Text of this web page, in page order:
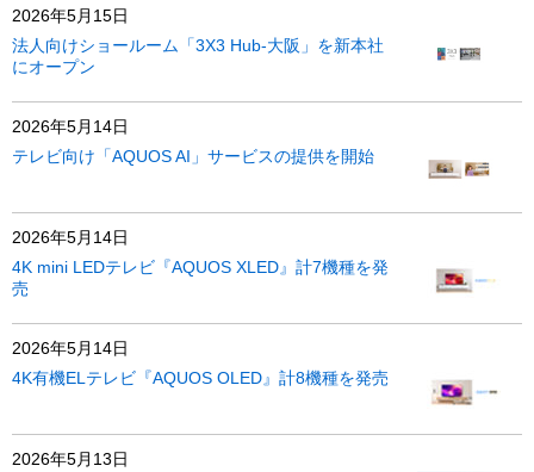
2026年5月15日
法人向けショールーム「3X3 Hub-大阪」を新本社
にオープン
2026年5月14日
テレビ向け「AQUOS AI」サービスの提供を開始
2026年5月14日
4K mini LEDテレビ『AQUOS XLED』計7機種を発
売
2026年5月14日
4K有機ELテレビ『AQUOS OLED』計8機種を発売
2026年5月13日